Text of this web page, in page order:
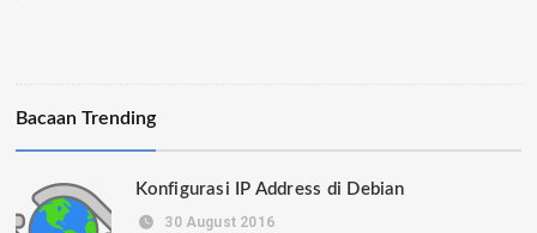
Bacaan Trending
Konfigurasi IP Address di Debian
30 August 2016